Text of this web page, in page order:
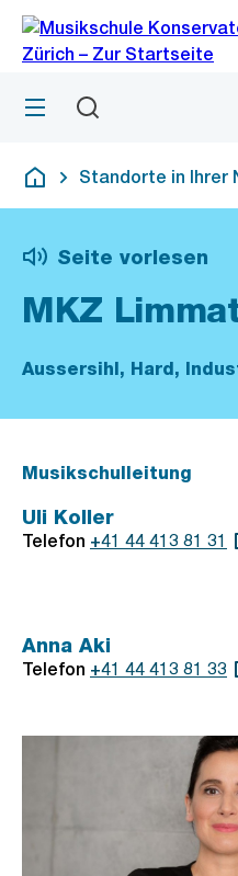
Navigation
Sprunglink
Menü
Deutsch
Standorte in Ihrer
Seite vorlesen
MKZ
Aussersihl, Hard,
Musikschulleitung
Uli Koller
Telefon Externer
+41 44 413 81 31
Anna Aki
Telefon Externer
+41 44 413 81 33